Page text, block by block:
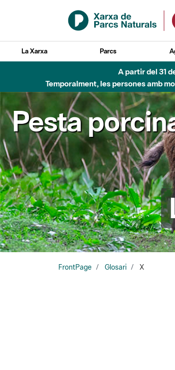
Salta al contingut principal
La Xarxa Parcs
A partir del 31
Temporalment, les persones amb
Pesta
FrontPage Glosari X